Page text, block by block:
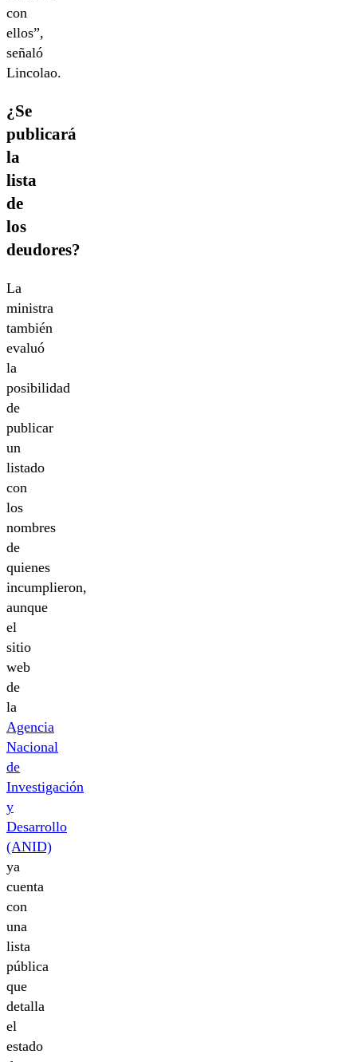
con
ellos”,
señaló
Lincolao.
¿Se
publicará
la
lista
de
los
deudores?
La
ministra
también
evaluó
la
posibilidad
de
publicar
un
listado
con
los
nombres
de
quienes
incumplieron,
aunque
el
sitio
web
de
la
Agencia
Nacional
de
Investigación
y
Desarrollo
(ANID)
ya
cuenta
con
una
lista
pública
que
detalla
el
estado